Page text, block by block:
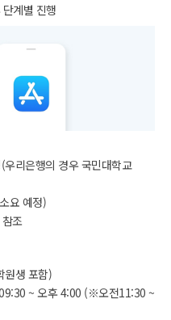
계별 진행
리은행의 경우 국민대학교
요 예정)
조
원생 포함)
~ 오후 4:00 (※오전11:30 ~